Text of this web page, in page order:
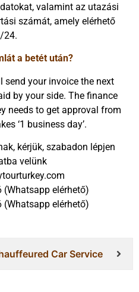
valamint az utazási
számát, amely elérhető
24.
a betét után?
send your invoice the next
by your side. The finance
needs to get approval from
‘1 business day’.
kérjük, szabadon lépjen
velünk
(Whatsapp elérhető)
(Whatsapp elérhető)
Car Service